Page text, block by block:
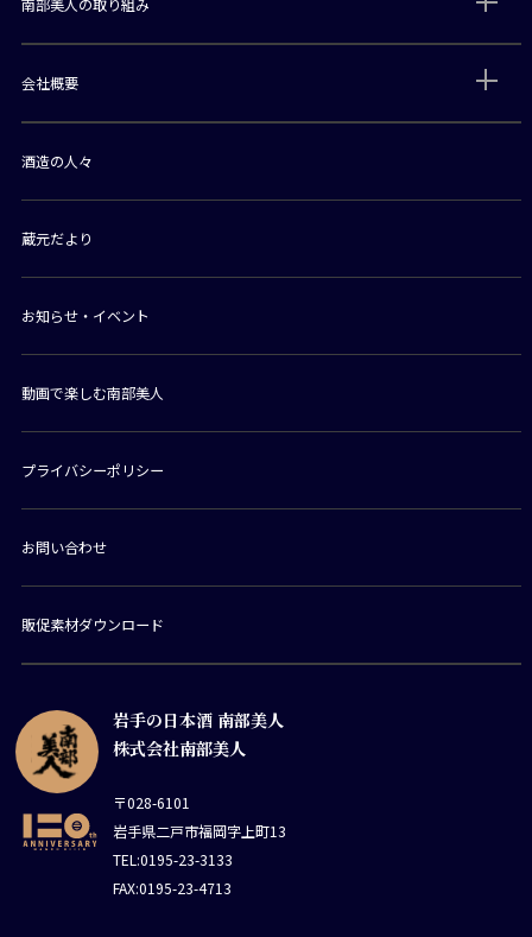
岩手の日本酒 南部美人
株式会社南部美人
〒028-6101
岩手県二戸市福岡字上町13
TEL:0195-23-3133
FAX:0195-23-4713
南部美人の取り組み
会社概要
酒造の人々
蔵元だより
お知らせ・イベント
動画で楽しむ南部美人
プライバシーポリシー
お問い合わせ
販促素材ダウンロード